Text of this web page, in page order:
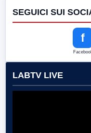
SEGUICI SUI
f
LABTV LIVE